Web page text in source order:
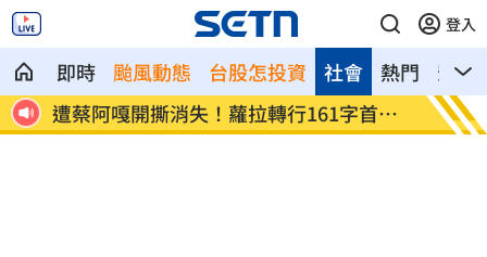
登入
即時 颱風動態 台股怎投資 熱門 影音
社會
真
遭蔡阿嘎開撕消失！蘿拉轉行161字首發
文
狂飆